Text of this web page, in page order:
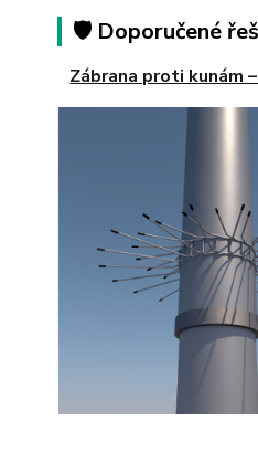
🛡️ Doporučené
Zábrana proti kunám